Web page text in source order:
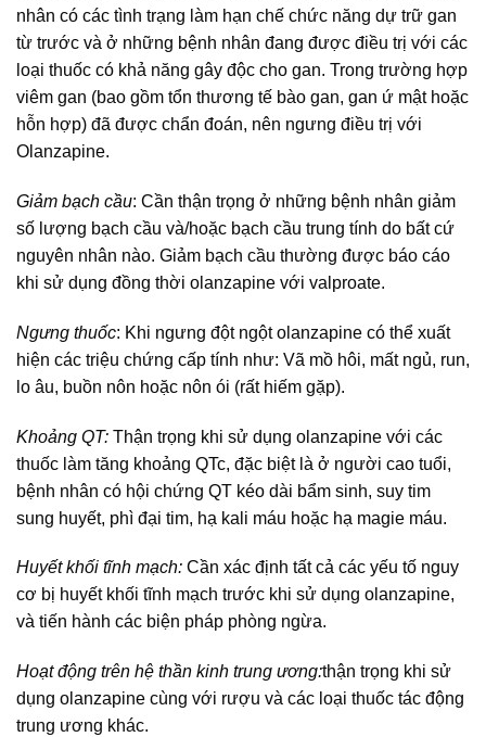
nhân có các tình trạng làm hạn chế chức năng dự trữ gan
từ trước và ở những bệnh nhân đang được điều trị với các
loại thuốc có khả năng gây độc cho gan. Trong trường hợp
viêm gan (bao gồm tổn thương tế bào gan, gan ứ mật hoặc
hỗn hợp) đã được chẩn đoán, nên ngưng điều trị với
Olanzapine.
Giảm bạch cầu: Cần thận trọng ở những bệnh nhân giảm
số lượng bạch cầu và/hoặc bạch cầu trung tính do bất cứ
nguyên nhân nào. Giảm bạch cầu thường được báo cáo
khi sử dụng đồng thời olanzapine với valproate.
Ngưng thuốc: Khi ngưng đột ngột olanzapine có thể xuất
hiện các triệu chứng cấp tính như: Vã mồ hôi, mất ngủ, run,
lo âu, buồn nôn hoặc nôn ói (rất hiếm gặp).
Khoảng QT: Thận trọng khi sử dụng olanzapine với các
thuốc làm tăng khoảng QTc, đặc biệt là ở người cao tuổi,
bệnh nhân có hội chứng QT kéo dài bẩm sinh, suy tim
sung huyết, phì đại tim, hạ kali máu hoặc hạ magie máu.
Huyết khối tĩnh mạch: Cần xác định tất cả các yếu tố nguy
cơ bị huyết khối tĩnh mạch trước khi sử dụng olanzapine,
và tiến hành các biện pháp phòng ngừa.
Hoạt động trên hệ thần kinh trung ương:thận trọng khi sử
dụng olanzapine cùng với rượu và các loại thuốc tác động
trung ương khác.